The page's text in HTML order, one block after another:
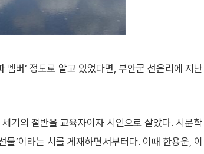
버’ 정도로 알고 있었다면, 부안군 선은리에 지난
기의 절반을 교육자이자 시인으로 살았다. 시문학
’이라는 시를 게재하면서부터다. 이때 한용운, 이